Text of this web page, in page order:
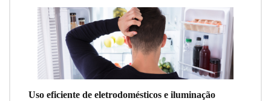
Uso eficiente de eletrodomésticos e iluminação